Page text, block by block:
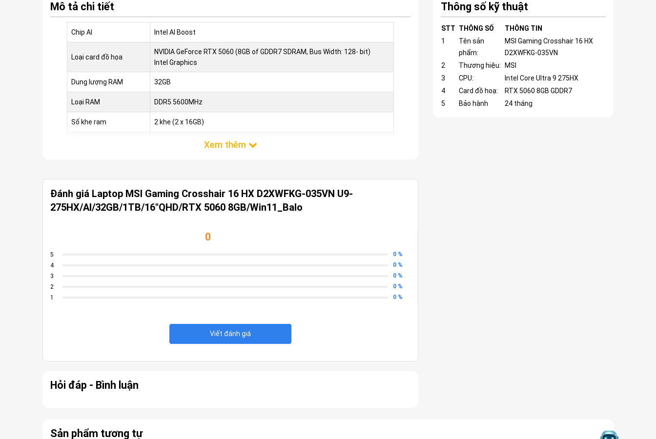
Thông số kỹ thuật
STT THÔNG SỐ
THÔNG TIN
1
Tên sản
phẩm:
MSI Gaming Crosshair 16 HX
D2XWFKG-035VN
2
Thương hiệu:
MSI
3
CPU:
Intel Core Ultra 9 275HX
4
Card đồ hoạ:
RTX 5060 8GB GDDR7
5
Bảo hành 24 tháng
Mô tả chi tiết
Chip AI Intel AI Boost
Loại card đồ họa
NVIDIA GeForce RTX 5060 (8GB of GDDR7 SDRAM, Bus Width: 128- bit)
Intel Graphics
Dung lượng RAM 32GB
Loại RAM DDR5 5600MHz
Số khe ram 2 khe (2 x 16GB)
1TB SSD1 PCIe (M.2 2280)
Pin 4 Cell Int (90Wh)
Hệ điều hành Windows 11 Home Single Language 64-bit
Intel Core Ultra 9 275HX (24 lõi) - Max Turbo Frequency:5.40 GHz
Đánh giá Laptop MSI Gaming Crosshair 16 HX D2XWFKG-035VN U9-
275HX/AI/32GB/1TB/16"QHD/RTX 5060 8GB/Win11_Balo
0
5
0 %
4
0 %
3
0 %
2
0 %
1
0 %
Viết đánh giá
Hỏi đáp - Bình luận
Sản phẩm tương tự